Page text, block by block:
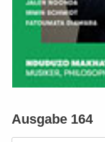
Ausgabe 164